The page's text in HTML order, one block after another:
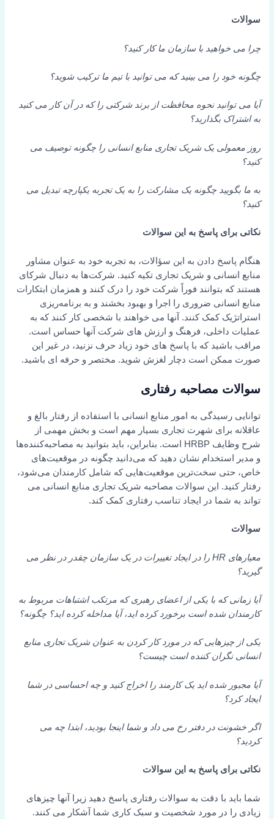
سوالات
چرا می خواهید با سازمان ما کار کنید؟
چگونه خود را می بینید که می توانید با تیم ما ترکیب شوید؟
آیا می توانید نحوه محافظت از برند شرکتی را که در آن کار می کنید
به اشتراک بگذارید؟
روز معمولی یک شریک تجاری منابع انسانی را چگونه توصیف می
کنید؟
به ما بگویید چگونه یک مشارکت را به یک تجربه یکپارچه تبدیل می
کنید؟
نکاتی برای پاسخ به این سوالات
هنگام پاسخ دادن به این سؤالات، به تجربه خود به عنوان مشاور
منابع انسانی و شریک تجاری تکیه کنید. شرکت‌ها به دنبال شرکای
هستند که بتوانند فوراً شرکت خود را درک کنند و همزمان ابتکارات
منابع انسانی ضروری را اجرا و بهبود بخشند و به برنامه‌ریزی
استراتژیک کمک کنند. آنها می خواهند با شخصی کار کنند که به
عملیات داخلی، فرهنگ و ارزش های شرکت آنها حساس است.
مراقب باشید که با پاسخ های خود زیاد حرف نزنید، در غیر این
صورت ممکن است دچار لغزش شوید. مختصر و حرفه ای باشید.
سوالات مصاحبه رفتاری
توانایی رسیدگی به امور منابع انسانی با استفاده از رفتار بالغ و
عاقلانه برای شهرت تجاری بسیار مهم است و بخش مهمی از
شرح وظایف HRBP است. بنابراین، باید بتوانید به مصاحبه‌کننده‌ها
و مدیر استخدام نشان دهید که می‌دانید چگونه در موقعیت‌های
خاص، حتی سخت‌ترین موقعیت‌هایی که شامل کارمندان می‌شود،
رفتار کنید. این سوالات مصاحبه شریک تجاری منابع انسانی می
تواند به شما در ایجاد تناسب رفتاری کمک کند.
سوالات
معیارهای HR را در ایجاد تغییرات در یک سازمان چقدر در نظر می
گیرید؟
آیا زمانی که با یکی از اعضای رهبری که مرتکب اشتباهات مربوط به
کارمندان شده است برخورد کرده اید، آیا مداخله کرده اید؟ چگونه؟
یکی از چیزهایی که در مورد کار کردن به عنوان شریک تجاری منابع
انسانی نگران کننده است چیست؟
آیا مجبور شده اید یک کارمند را اخراج کنید و چه احساسی در شما
ایجاد کرد؟
اگر خشونت در دفتر رخ می داد و شما اینجا بودید، ابتدا چه می
کردید؟
نکاتی برای پاسخ به این سوالات
شما باید با دقت به سوالات رفتاری پاسخ دهید زیرا آنها چیزهای
زیادی را در مورد شخصیت و سبک کاری شما آشکار می کنند.